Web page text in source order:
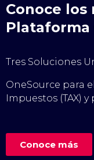
Conoce
Plataforma
Tres Soluciones
OneSource para
Impuestos (TAX)
Conoce más